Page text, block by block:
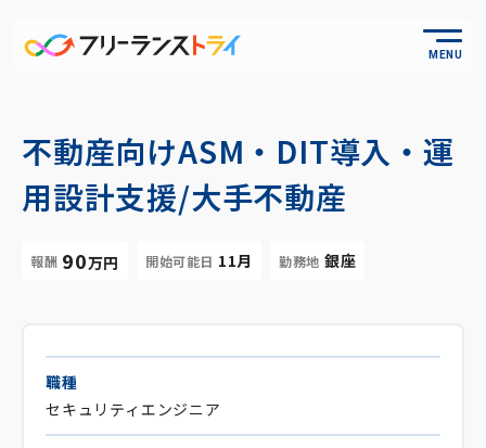
MENU
不動産向けASM・DIT導入・運
用設計支援/大手不動産
報酬 90万円 開始可能日 11月 勤務地 銀座
職種
セキュリティエンジニア